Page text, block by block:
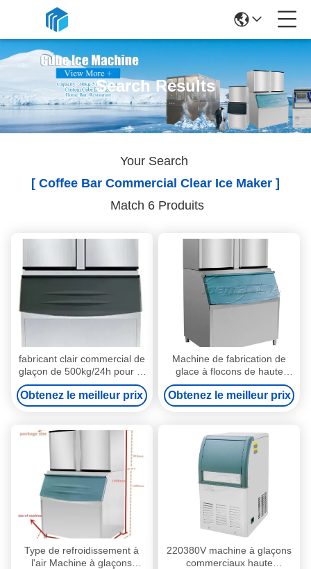
Search Results
Your Search
[ Coffee Bar Commercial Clear Ice Maker ]
Match 6 Produits
fabricant clair commercial de
glaçon de 500kg/24h pour la
barre de café d'hôtels de
magasins de boisson de
nourriture
Obtenez le meilleur prix
Machine de fabrication de
glace à flocons de haute
productivité Capacité 480 kg
Parfait pour l'industrie de la
pêche et les applications de
Obtenez le meilleur prix
Type de refroidissement à
l'air Machine à glaçons
220380V machine à glaçons
commerciaux haute